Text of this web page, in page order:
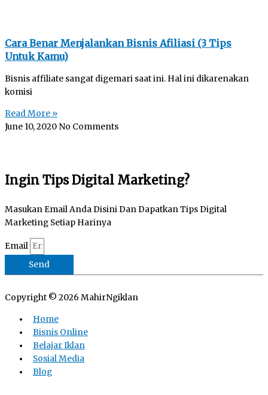
Cara Benar Menjalankan Bisnis Afiliasi (3 Tips
Untuk Kamu)
Bisnis affiliate sangat digemari saat ini. Hal ini dikarenakan
komisi
Read More »
June 10, 2020 No Comments
Ingin Tips Digital Marketing?
Masukan Email Anda Disini Dan Dapatkan Tips Digital
Marketing Setiap Harinya
Email
Send
Copyright © 2026 MahirNgiklan
Home
Bisnis Online
Belajar Iklan
Sosial Media
Blog